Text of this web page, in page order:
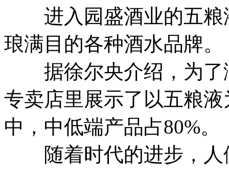
进入园盛酒业的五粮
琅满目的各种酒水品牌。
据徐尔央介绍，为了
专卖店里展示了以五粮
中，中低端产品占80%。
随着时代的进步，人